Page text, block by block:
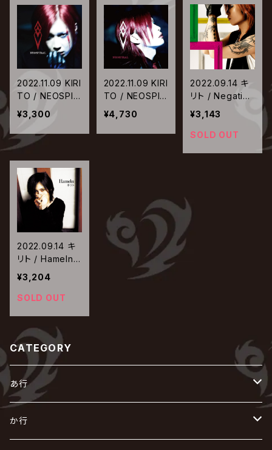
2022.11.09 KIRI
TO / NEOSPIR
AL【通常盤】
¥3,300
2022.11.09 KIRI
TO / NEOSPIR
AL【初回生産限
定盤】
¥4,730
2022.09.14 キ
リト / Negative
【通常盤】
¥3,143
SOLD OUT
2022.09.14 キ
リト / Hameln
【通常盤】
¥3,204
SOLD OUT
CATEGORY
あ行
あ
か行